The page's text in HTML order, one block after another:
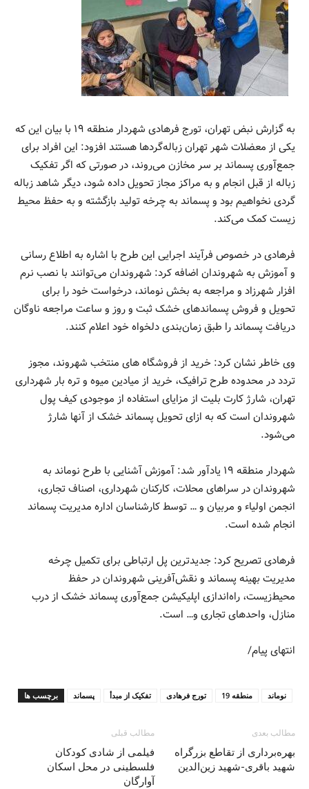
به گزارش نبض تهران، تورج فرهادی شهردار منطقه ۱۹ با بیان این که
یکی از معضلات شهر تهران زباله‌گردها هستند افزود: این افراد برای
جمع‌آوری پسماند بر سر مخازن می‌روند، در صورتی که اگر تفکیک
زباله از قبل انجام و به مراکز مجاز تحویل داده شود، دیگر شاهد زباله
گردی نخواهیم بود و پسماند به چرخه تولید بازگشته و به حفظ محیط
زیست کمک می‌کند.
فرهادی در خصوص فرآیند اجرایی این طرح با اشاره به اطلاع رسانی
و آموزش به شهروندان اضافه کرد: شهروندان می‌توانند با نصب نرم
افزار شهرزاد و مراجعه به بخش نوماند، درخواست خود را برای
تحویل و فروش پسماندهای خشک ثبت و روز و ساعت مراجعه ناوگان
دریافت پسماند را طبق زمان‌بندی دلخواه خود اعلام کنند.
وی خاطر نشان کرد: خرید از فروشگاه های منتخب شهروند، مجوز
تردد در محدوده طرح ترافیک، خرید از میادین میوه و تره بار شهرداری
تهران، شارژ کارت بلیت از مزایای استفاده از موجودی کیف پول
شهروندان است که به‌ ازای تحویل پسماند خشک از آنها شارژ
می‌شود.
شهردار منطقه ۱۹ یادآور شد: آموزش آشنایی با طرح نوماند به
شهروندان در سراهای محلات، کارکنان شهرداری، اصناف تجاری،
انجمن اولیاء و مربیان و … توسط کارشناسان اداره مدیریت پسماند
انجام شده است.
فرهادی تصریح کرد: جدیدترین پل ارتباطی برای تکمیل چرخه
مدیریت بهینه پسماند و نقش‌آفرینی شهروندان در حفظ
محیط‌زیست، راه‌اندازی اپلیکیشن جمع‌آوری پسماند خشک از درب
منازل، واحدهای تجاری و… است.
انتهای پیام/
برچسب ها پسماند تفکیک از مبدأ تورج فرهادی منطقه 19 نوماند
مطالب قبلی
فیلمی از شادی کودکان
فلسطینی در محل اسکان
آوارگان
مطالب بعدی
بهره‌برداری از تقاطع بزرگراه
شهید باقری-شهید زین‌الدین